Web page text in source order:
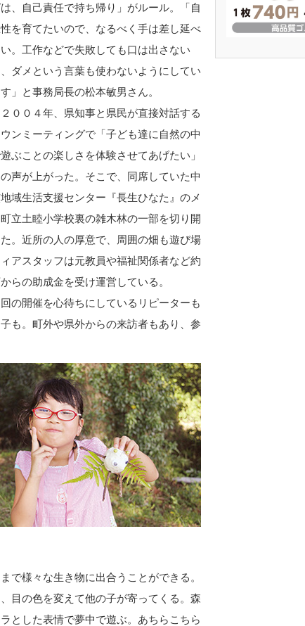
は、自己責任で持ち帰り」がルール。「自
を育てたいので、なるべく手は差し延べ
。工作などで失敗しても口は出さない
、ダメという言葉も使わないようにしてい
す」と事務局長の松本敏男さん。
００４年、県知事と県民が直接対話する
ウンミーティングで「子ども達に自然の中
ぶことの楽しさを体験させてあげたい」
の声が上がった。そこで、同席していた中
域生活支援センター『長生ひなた』のメ
立土睦小学校裏の雑木林の一部を切り開
。近所の人の厚意で、周囲の畑も遊び場
アスタッフは元教員や福祉関係者など約
らの助成金を受け運営している。
の開催を心待ちにしているリピーターも
も。町外や県外からの来訪者もあり、参
で様々な生き物に出合うことができる。
目の色を変えて他の子が寄ってくる。森
とした表情で夢中で遊ぶ。あちらこちら